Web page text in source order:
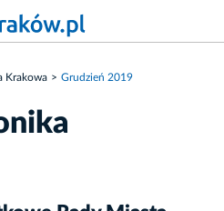
Krakowa Grudzień 2019